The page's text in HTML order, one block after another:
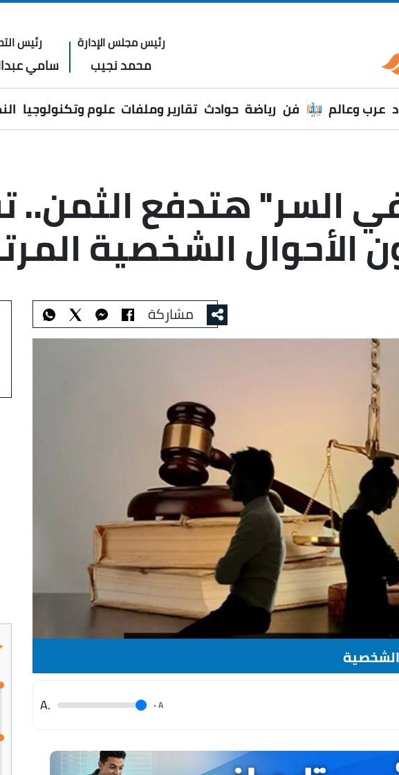
رئيس مجلس الإدارة
محمد نجيب
رئيس
سامي
عرب وعالم فن رياضة حوادث تقارير وملفات علوم وتكنولوجيا
السر" هتدفع الثمن..
مشاركة
الشخصية
A
.
.A